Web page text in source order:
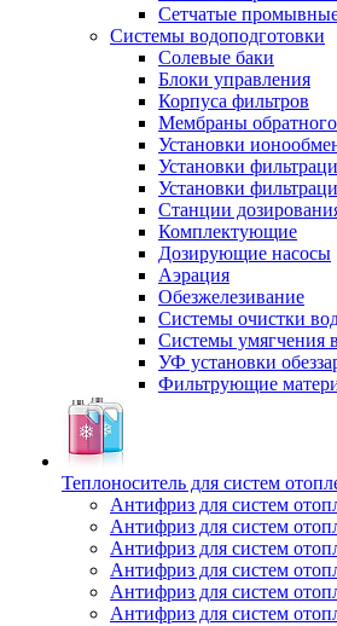
Сетчатые
Системы водоподготовки
Солевые баки
Блоки управления
Корпуса фильтров
Мембраны
Установки
Установки
Установки
Станции
Комплектующие
Дозирующие насосы
Аэрация
Обезжелезивание
Системы очистки
Системы умягчения
УФ установки
Фильтрующие
Теплоноситель для систем
Антифриз для систем
Антифриз для систем
Антифриз для систем
Антифриз для систем
Антифриз для систем
Антифриз для систем